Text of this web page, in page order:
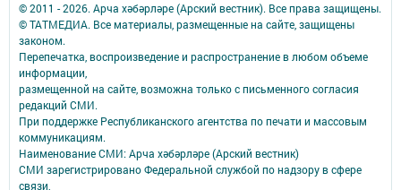
© 2011 - 2026. Арча хәбәрләре (Арский вестник). Все права защищены.
© ТАТМЕДИА. Все материалы, размещенные на сайте, защищены
законом.
Перепечатка, воспроизведение и распространение в любом объеме
информации,
размещенной на сайте, возможна только с письменного согласия
редакций СМИ.
При поддержке Республиканского агентства по печати и массовым
коммуникациям.
Наименование СМИ: Арча хәбәрләре (Арский вестник)
СМИ зарегистрировано Федеральной службой по надзору в сфере
связи,